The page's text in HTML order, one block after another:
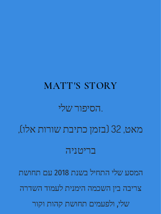
MATT'S STORY
הסיפור שלי.
מאט, 32 (בזמן כתיבת שורות אלו),
בריטניה
המסע שלי התחיל בשנת 2018 עם תחושת
צריבה בין השכמה הימנית לעמוד השדרה
שלי, ולפעמים תחושת קהות וקור